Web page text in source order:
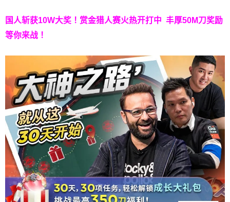
国人斩获10W大奖！ 赏金猎人赛火热开打中 丰厚50M刀奖励
等你来战！